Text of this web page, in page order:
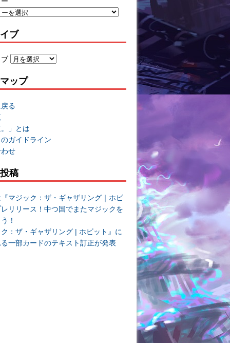
ブ
ップ
る
」とは
ガイドライン
せ
稿
マジック：ザ・ギャザリング｜ホビ
リリース！中つ国でまたマジックを
！
：ザ・ギャザリング | ホビット』に
一部カードのテキスト訂正が発表